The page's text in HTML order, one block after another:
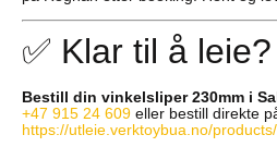
✅ Klar til å leie?
Bestill din vinkelsliper 230mm i
+47 915 24 609 eller bestill direkte
https://utleie.verktoybua.no/